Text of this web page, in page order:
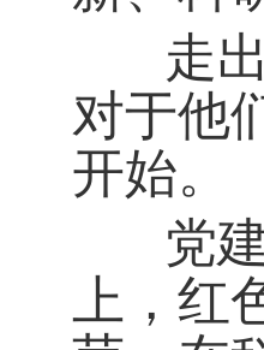
走出
对于他
开始。
党建
上，